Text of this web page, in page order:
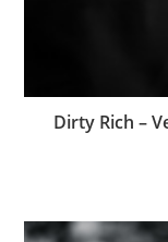
Dirty Rich –